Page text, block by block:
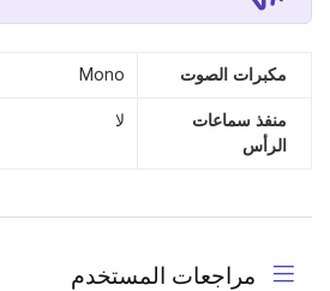
مكبرات الصوت Mono
منفذ سماعات
الرأس
لا
مراجعات المستخدم